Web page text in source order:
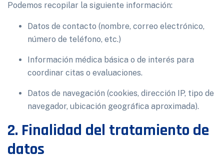
Podemos recopilar la siguiente información:
Datos de contacto (nombre, correo electrónico,
número de teléfono, etc.)
Información médica básica o de interés para
coordinar citas o evaluaciones.
Datos de navegación (cookies, dirección IP, tipo de
navegador, ubicación geográfica aproximada).
2. Finalidad del tratamiento de
datos